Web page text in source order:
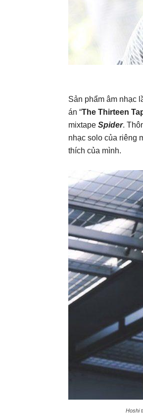
Sản phẩm âm nhạc
án “The Thirteen
mixtape Spider.
nhạc solo của riêng
thích của mình.
Hoshi